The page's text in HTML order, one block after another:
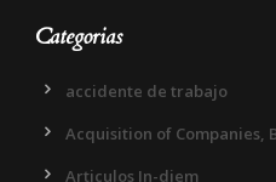
Categorias
accidente de trabajo
Acquisition of Companies,
Articulos In-diem